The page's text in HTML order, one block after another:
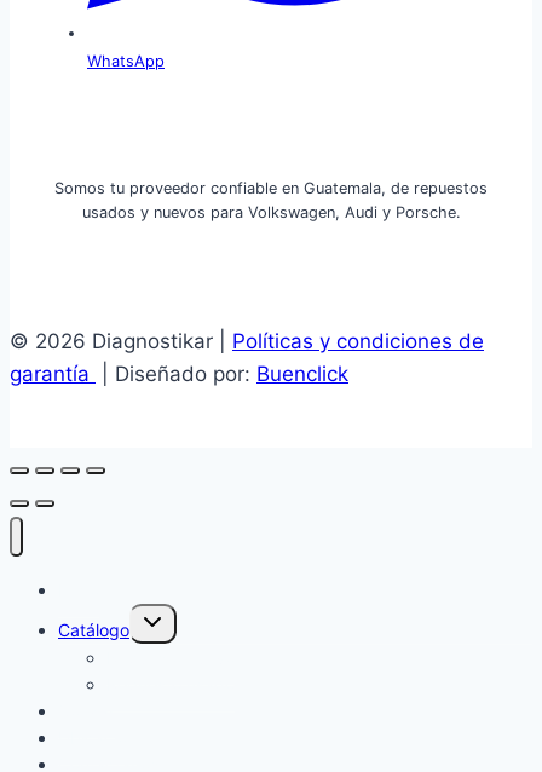
WhatsApp
Somos tu proveedor confiable en Guatemala, de repuestos
usados y nuevos para Volkswagen, Audi y Porsche.
© 2026 Diagnostikar | Políticas y condiciones de
garantía
| Diseñado por: Buenclick
Catálogo
Alternar
menú